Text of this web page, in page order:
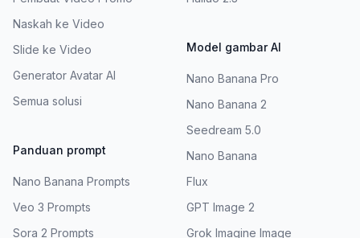
Naskah ke Video
Slide ke Video
Generator Avatar AI
Semua solusi
Panduan prompt
Nano Banana Prompts
Veo 3 Prompts
Sora 2 Prompts
Model gambar AI
Nano Banana Pro
Nano Banana 2
Seedream 5.0
Nano Banana
Flux
GPT Image 2
Grok Imagine Image